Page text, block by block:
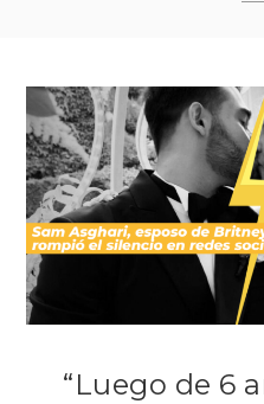
“Luego de 6